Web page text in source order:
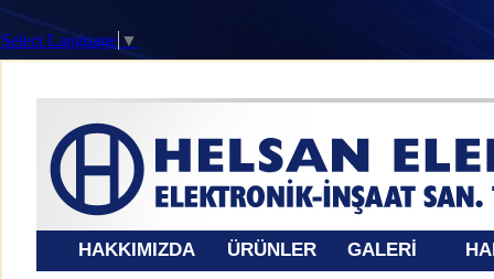
Select Language ▼
HAKKIMIZDA ÜRÜNLER GALERİ